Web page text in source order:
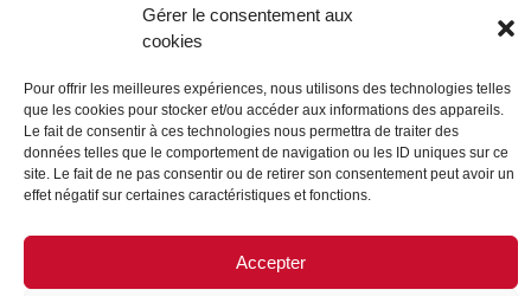
Gérer le consentement aux
cookies
Pour offrir les meilleures expériences, nous utilisons des technologies telles
que les cookies pour stocker et/ou accéder aux informations des appareils.
Le fait de consentir à ces technologies nous permettra de traiter des
données telles que le comportement de navigation ou les ID uniques sur ce
site. Le fait de ne pas consentir ou de retirer son consentement peut avoir un
effet négatif sur certaines caractéristiques et fonctions.
Accepter
permis de concevoir les plots en carton ainsi que les
frontons réversibles.
La campagne « Colors » qui s’est achevée le 6 mars,
était présente dans 520 magasins, en France et dans
les DOM-TOM.
Nous sommes fiers du résultat et remercions Krys
pour sa confiance.